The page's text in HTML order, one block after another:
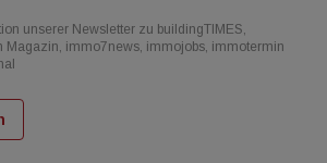
unserer Newsletter zu buildingTIMES,
Magazin, immo7news, immojobs, immotermin